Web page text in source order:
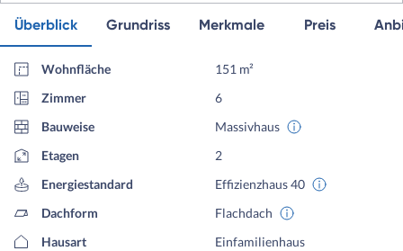
Überblick Grundriss Merkmale Preis
Wohnfläche
151 m²
Zimmer
6
Bauweise
Massivhaus
Etagen
2
Energiestandard
Effizienzhaus 40
Dachform
Flachdach
Hausart
Einfamilienhaus